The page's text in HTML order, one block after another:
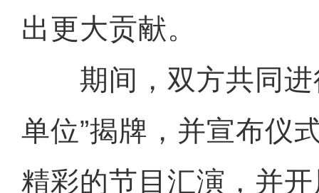
出更大贡献。
期间，双方共同进
单位”揭牌，并宣布仪
精彩的节目汇演，并